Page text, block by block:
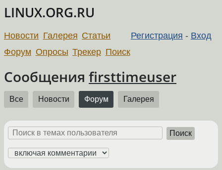
LINUX.ORG.RU
Регистрация - Вход
Новости Галерея Статьи
Форум Опросы Трекер Поиск
Сообщения firsttimeuser
Все Новости Форум Галерея
Поиск